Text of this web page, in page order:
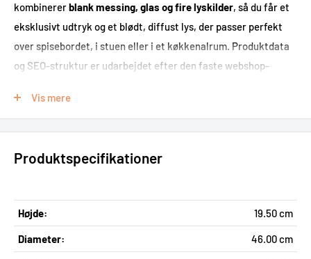
kombinererblank messing, glas og fire lyskilder, så du får et
eksklusivt udtryk og et blødt, diffust lys, der passer perfekt
over spisebordet, i stuen eller i et køkkenalrum. Produktdata
og SEO-struktur er udarbejdet efter den faste webshop-
inspiration, men med et let og nutidigt formsprog. De hvide
glaskupler spreder lyset behageligt i rummet, mens den
skinnende messingfinish tilfører varme, karakter og et
oplagt valg, hvis du søger en
messing pendel med glas, der
både fungerer som praktisk belysning og som en markant
designdetalje.
Vis mere
Produktspecifikationer
Højde: 19.50 cm
Diameter: 46.00 cm